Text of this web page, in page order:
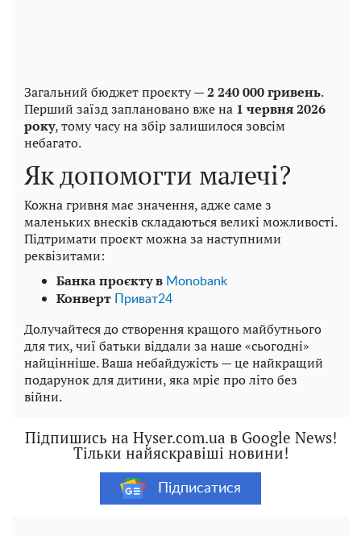
Загальний бюджет проєкту —2 240 000 гривень.
Перший заїзд заплановано вже на 1 червня 2026
року, тому часу на збір залишилося зовсім
небагато.
Як допомогти малечі?
Кожна гривня має значення, адже саме з
маленьких внесків складаються великі можливості.
Підтримати проєкт можна за наступними
реквізитами:
Банка проєкту в Monobank
Конверт Приват24
Долучайтеся до створення кращого майбутнього
для тих, чиї батьки віддали за наше «сьогодні»
найцінніше. Ваша небайдужість — це найкращий
подарунок для дитини, яка мріє про літо без
війни.
Підпишись на Hyser.com.ua в Google News!
Тільки найяскравіші новини!
Підписатися